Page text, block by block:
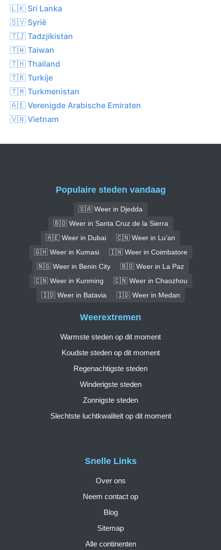
🇱🇰 Sri Lanka
🇸🇾 Syrië
🇹🇯 Tadzjikistan
🇹🇼 Taiwan
🇹🇭 Thailand
🇹🇷 Turkije
🇹🇲 Turkmenistan
🇦🇪 Verenigde Arabische Emiraten
🇻🇳 Vietnam
Populaire steden vandaag
🇸🇦 Weer in Djedda
🇧🇴 Weer in Santa Cruz de la Sierra
🇦🇪 Weer in Dubai
🇨🇳 Weer in Lu’an
🇬🇭 Weer in Kumasi
🇮🇳 Weer in Coimbatore
🇳🇬 Weer in Benin City
🇧🇴 Weer in La Paz
🇨🇳 Weer in Kunming
🇨🇳 Weer in Chaozhou
🇮🇩 Weer in Batavia
🇮🇩 Weer in Medan
Snelle Links
Over ons
Neem contact op
Blog
Sitemap
Alle continenten
Weerextremen
Warmste steden op dit moment
Koudste steden op dit moment
Regenachtigste steden
Winderigste steden
Zonnigste steden
Slechtste luchtkwaliteit op dit moment